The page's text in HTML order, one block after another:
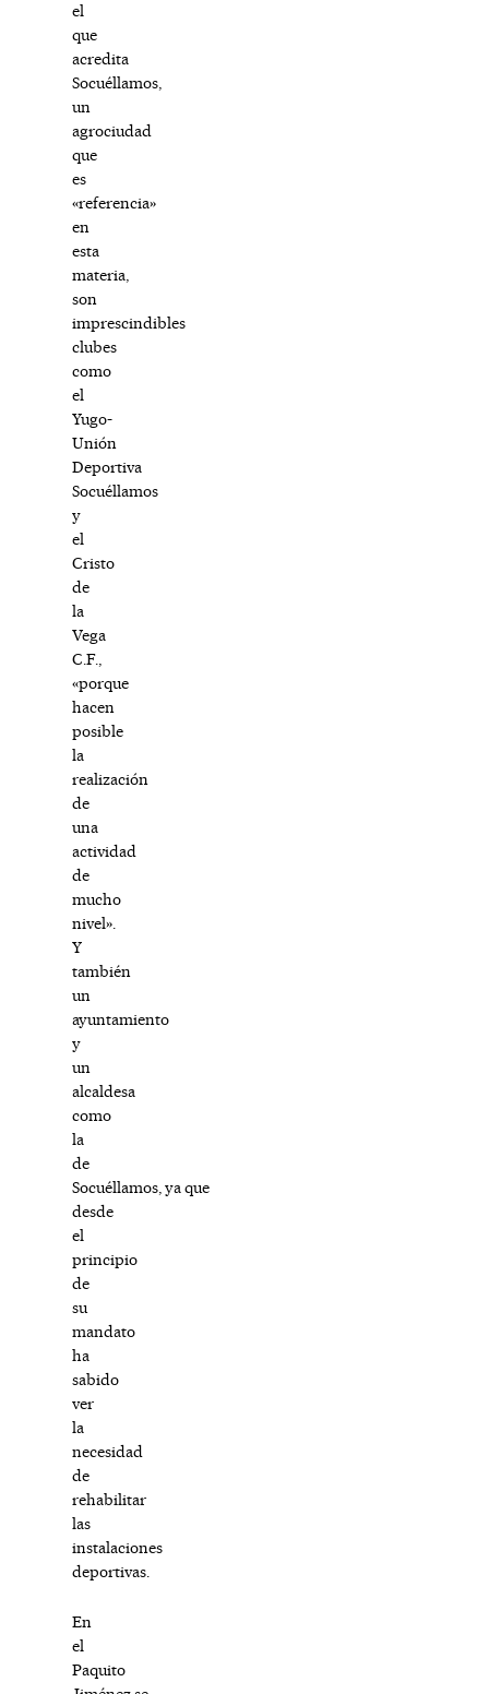
el
que
acredita
Socuéllamos,
un
agrociudad
que
es
«referencia»
en
esta
materia,
son
imprescindibles
clubes
como
el
Yugo-
Unión
Deportiva
Socuéllamos
y
el
Cristo
de
la
Vega
C.F.,
«porque
hacen
posible
la
realización
de
una
actividad
de
mucho
nivel».
Y
también
un
ayuntamiento
y
un
alcaldesa
como
la
de
Socuéllamos, ya que
desde
el
principio
de
su
mandato
ha
sabido
ver
la
necesidad
de
rehabilitar
las
instalaciones
deportivas.
En
el
Paquito